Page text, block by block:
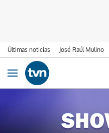
Últimas noticias José Raúl Mulino
Ir al contenido
Obrir navegació